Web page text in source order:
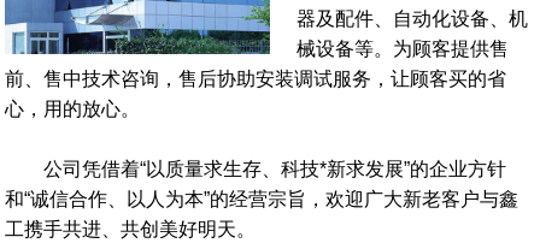
器及配件、自动化设备、机
械设备等。为顾客提供售
前、售中技术咨询，售后协助安装调试服务，让顾客买的省
心，用的放心。
公司凭借着“以质量求生存、科技*新求发展”的企业方针
和“诚信合作、以人为本”的经营宗旨，欢迎广大新老客户与鑫
工携手共进、共创美好明天。